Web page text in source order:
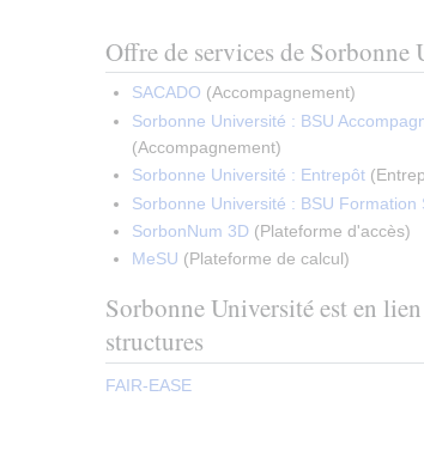
Offre de services de Sorbonne
SACADO (Accompagnement)
Sorbonne Université : BSU
(Accompagnement)
Sorbonne Université : Entrepôt (
Sorbonne Université : BSU Formation
SorbonNum 3D (Plateforme d'accès)
MeSU (Plateforme de calcul)
Sorbonne Université est en
structures
FAIR-EASE